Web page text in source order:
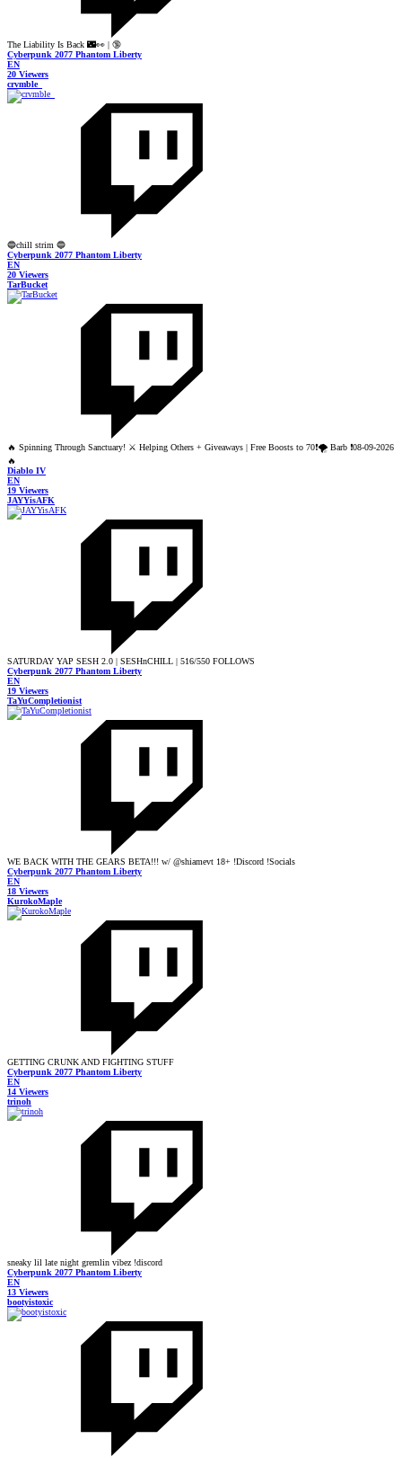
The Liability Is Back 🌃👀 | 🔞
Cyberpunk 2077 Phantom Liberty
EN
20 Viewers
crvmble_
🔵chill strim 🔵
Cyberpunk 2077 Phantom Liberty
EN
20 Viewers
TarBucket
🔥 Spinning Through Sanctuary! ⚔️ Helping Others + Giveaways | Free Boosts to 70❗🌪️ Barb ❗08-09-2026
🔥
Diablo IV
EN
19 Viewers
JAYYisAFK
SATURDAY YAP SESH 2.0 | SESHnCHILL | 516/550 FOLLOWS
Cyberpunk 2077 Phantom Liberty
EN
19 Viewers
TaYuCompletionist
WE BACK WITH THE GEARS BETA!!! w/ @shiamevt 18+ !Discord !Socials
Cyberpunk 2077 Phantom Liberty
EN
18 Viewers
KurokoMaple
GETTING CRUNK AND FIGHTING STUFF
Cyberpunk 2077 Phantom Liberty
EN
14 Viewers
trinoh
sneaky lil late night gremlin vibez !discord
Cyberpunk 2077 Phantom Liberty
EN
13 Viewers
bootyistoxic